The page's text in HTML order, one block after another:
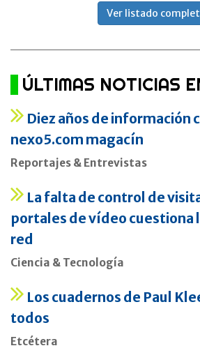
Ver listado
ÚLTIMAS NOTICIAS
Diez años de información
nexo5.com magacín
Reportajes & Entrevistas
La falta de control de
portales de vídeo cuestiona
red
Ciencia & Tecnología
Los cuadernos de Paul
todos
Etcétera